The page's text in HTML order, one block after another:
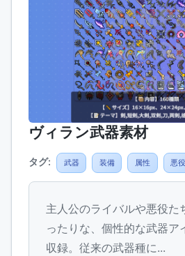
ヴィラン武器素材
タグ: 武器 装備 属性 悪役
主人公のライバルや悪役た
ったりな、個性的な武器ア
収録。従来の武器種に...